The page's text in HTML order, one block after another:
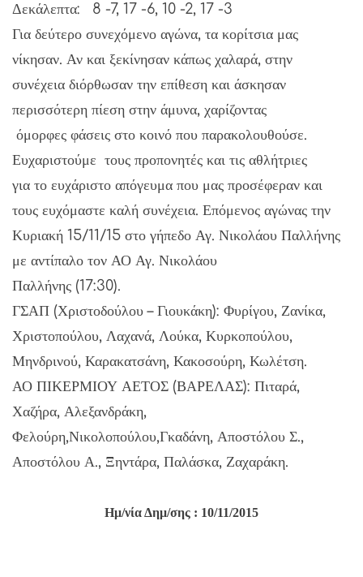
Δεκάλεπτα: 8 -7, 17 -6, 10 -2, 17 -3
Για δεύτερο συνεχόμενο αγώνα, τα κορίτσια μας
νίκησαν. Αν και ξεκίνησαν κάπως χαλαρά, στην
συνέχεια διόρθωσαν την επίθεση και άσκησαν
περισσότερη πίεση στην άμυνα, χαρίζοντας
όμορφες φάσεις στο κοινό που παρακολουθούσε.
Ευχαριστούμε τους προπονητές και τις αθλήτριες
για το ευχάριστο απόγευμα που μας προσέφεραν και
τους ευχόμαστε καλή συνέχεια. Επόμενος αγώνας την
Κυριακή 15/11/15 στο γήπεδο Αγ. Νικολάου Παλλήνης
με αντίπαλο τον ΑΟ Αγ. Νικολάου
Παλλήνης (17:30).
ΓΣΑΠ (Χριστοδούλου – Γιουκάκη): Φυρίγου, Ζανίκα,
Χριστοπούλου, Λαχανά, Λούκα, Κυρκοπούλου,
Μηνδρινού, Καρακατσάνη, Κακοσούρη, Κωλέτση.
ΑΟ ΠΙΚΕΡΜΙΟΥ ΑΕΤΟΣ (ΒΑΡΕΛΑΣ): Πιταρά,
Χαζήρα, Αλεξανδράκη,
Φελούρη,Νικολοπούλου,Γκαδάνη, Αποστόλου Σ.,
Αποστόλου Α., Ξηντάρα, Παλάσκα, Ζαχαράκη.
Ημ/νία Δημ/σης : 10/11/2015